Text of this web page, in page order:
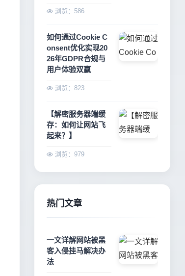
浏览：586
如何通过Cookie C
onsent优化实现20
26年GDPR合规与
用户体验双赢
浏览：823
【解密服务器端缓
存：如何让网站飞
起来？】
浏览：979
热门文章
一文详解网站被黑
客入侵挂马解决办
法